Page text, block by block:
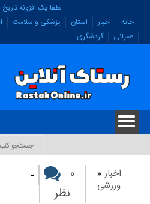
لطفا یک افزونه
خانه
اخبار استان پزشکی و سلامت
عمرانی
گردشگری
اخبار«
ورزشی
۰
نظر
-